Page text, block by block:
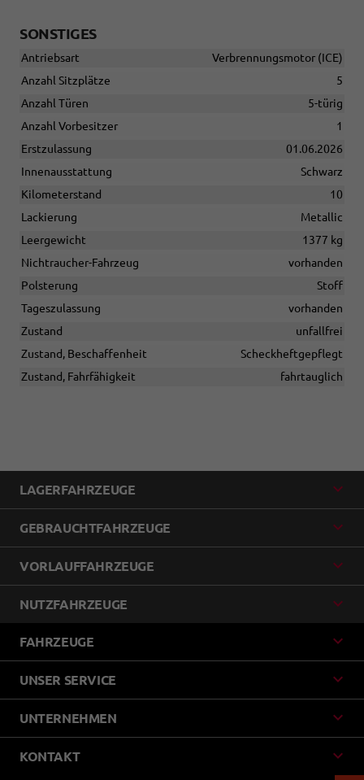
SONSTIGES
Antriebsart
Verbrennungsmotor (ICE)
Anzahl Sitzplätze
5
Anzahl Türen
5-türig
Anzahl Vorbesitzer
1
Erstzulassung
01.06.2026
Innenausstattung
Schwarz
Kilometerstand
10
Lackierung
Metallic
Leergewicht
1377 kg
Nichtraucher-Fahrzeug
vorhanden
Polsterung
Stoff
Tageszulassung
vorhanden
Zustand
unfallfrei
Zustand, Beschaffenheit
Scheckheftgepflegt
Zustand, Fahrfähigkeit
fahrtauglich
LAGERFAHRZEUGE
GEBRAUCHTFAHRZEUGE
VORLAUFFAHRZEUGE
NUTZFAHRZEUGE
FAHRZEUGE
UNSER SERVICE
UNTERNEHMEN
KONTAKT